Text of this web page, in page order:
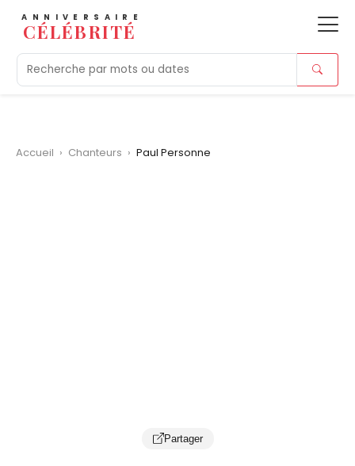
ANNIVERSAIRE
CÉLÉBRITÉ
Aujourd'hui Tendances Morts
Accueil › Chanteurs › Paul Personne
Partager